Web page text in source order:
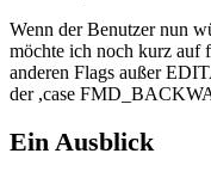
Wenn der Benutzer nun
möchte ich noch kurz auf
anderen Flags außer
der ,case
Ein Ausblick